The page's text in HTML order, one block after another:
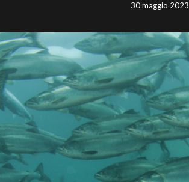
30 maggio 2023